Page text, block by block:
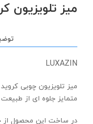
میز تلویزیون
LUXAZIN
میز تلویزیون چوبی
متمایز جلوه ای از
در ساخت این محصول از